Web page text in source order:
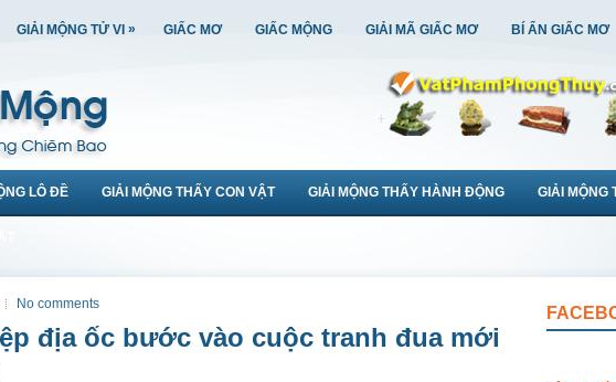
GIẢI MỘNG TỬ VI » GIẤC MƠ GIẤC MỘNG GIẢI MÃ GIẤC MƠ BÍ ẨN GIẤC MƠ
LÔ ĐỀ GIẢI MỘNG THẤY CON VẬT GIẢI MỘNG THẤY HÀNH ĐỘNG GIẢI MỘNG
No comments
địa ốc bước vào cuộc tranh đua mới